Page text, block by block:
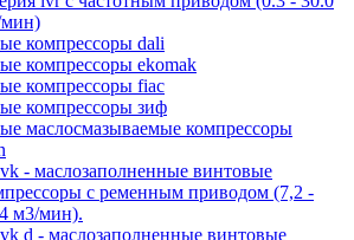
компрессоры dali
компрессоры ekomak
компрессоры fiac
компрессоры зиф
маслосмазываемые компрессоры
- маслозаполненные винтовые
с ременным приводом (7,2 -
м3/мин).
d - маслозаполненные винтовые